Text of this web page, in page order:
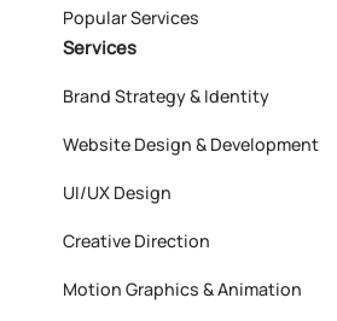
Popular Services
Services
Brand Strategy & Identity
Website Design & Development
UI/UX Design
Creative Direction
Motion Graphics & Animation